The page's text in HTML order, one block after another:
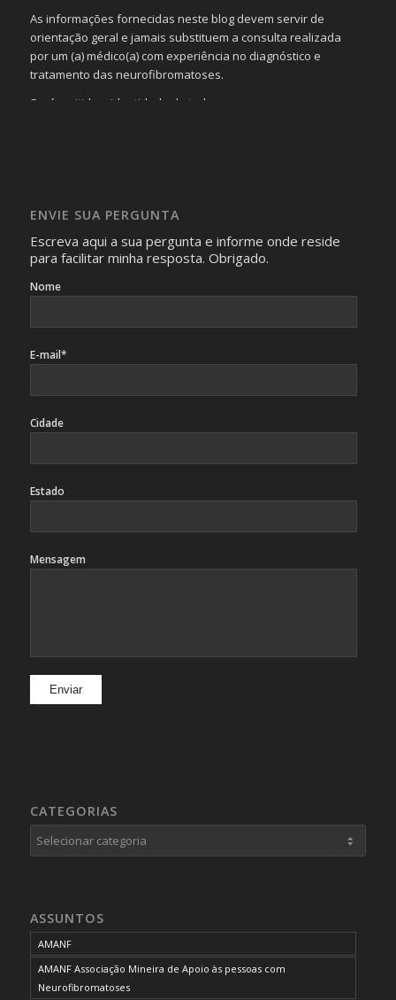
As informações fornecidas neste blog devem servir de
orientação geral e jamais substituem a consulta realizada
por um (a) médico(a) com experiência no diagnóstico e
tratamento das neurofibromatoses.
Será omitida a identidade de todas as pessoas que
identificação da pessoa fotografada.
ENVIE SUA PERGUNTA
Escreva aqui a sua pergunta e informe onde reside
para facilitar minha resposta. Obrigado.
Nome
E-mail*
Cidade
Estado
Mensagem
CATEGORIAS
Categorias
ASSUNTOS
AMANF
AMANF Associação Mineira de Apoio às pessoas com
Neurofibromatoses